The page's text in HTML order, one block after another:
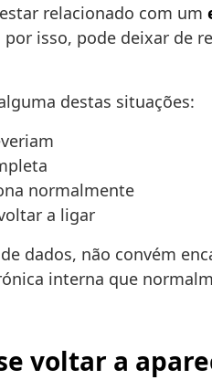
relacionado com um
isso, pode deixar de
destas situações:
normalmente
a ligar
dados, não convém
interna que
voltar a